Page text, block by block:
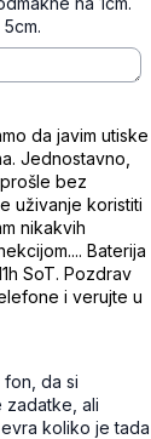
da javim utiske
Jednostavno,
bez
uživanje koristiti
nikakvih
Baterija
SoT. Pozdrav
i verujte u
da si
zadatke, ali
koliko je tada